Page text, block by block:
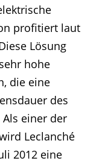
profitiert laut
Lösung
hohe
die eine
des
einer der
Leclanché
2012 eine